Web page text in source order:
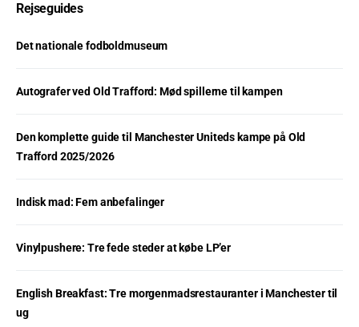
Rejseguides
Det nationale fodboldmuseum
Autografer ved Old Trafford: Mød spillerne til kampen
Den komplette guide til Manchester Uniteds kampe på Old
Trafford 2025/2026
Indisk mad: Fem anbefalinger
Vinylpushere: Tre fede steder at købe LP’er
English Breakfast: Tre morgenmadsrestauranter i Manchester til
ug